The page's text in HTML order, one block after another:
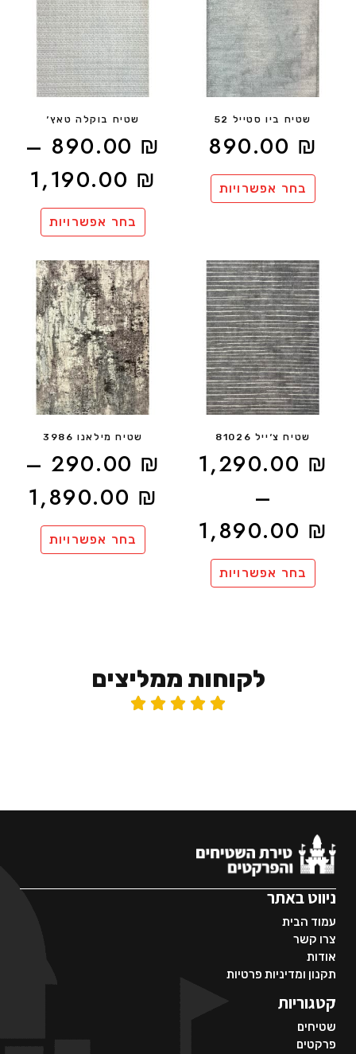
שטיח ביו סטייל 52
890.00 ₪
בחר אפשרויות
שטיח בוקלה טאץ׳
890.00 ₪
–
1,190.00 ₪
בחר אפשרויות
שטיח צ׳ייל 81026
1,290.00 ₪
–
1,890.00 ₪
בחר אפשרויות
שטיח מילאנו 3986
290.00 ₪
–
1,890.00 ₪
בחר אפשרויות
לקוחות ממליצים





ניווט באתר
עמוד הבית
צרו קשר
אודות
תקנון ומדיניות פרטיות
קטגוריות
שטיחים
פרקטים